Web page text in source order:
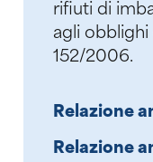
Relazione
Relazione
rifiuti di
agli
152/2006.